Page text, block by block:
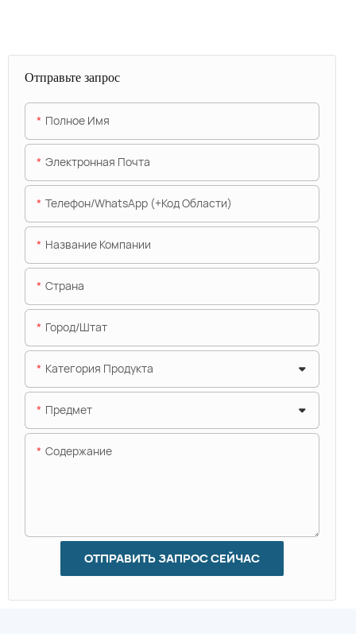
Отправьте запрос
Полное Имя
Электронная Почта
Телефон/WhatsApp (+код Области)
Название Компании
Страна
Город/штат
Категория Продукта
Предмет
Содержание
ОТПРАВИТЬ ЗАПРОС СЕЙЧАС